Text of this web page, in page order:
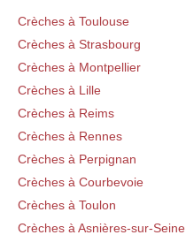
Crèches à Toulouse
Crèches à Strasbourg
Crèches à Montpellier
Crèches à Lille
Crèches à Reims
Crèches à Rennes
Crèches à Perpignan
Crèches à Courbevoie
Crèches à Toulon
Crèches à Asnières-sur-Seine